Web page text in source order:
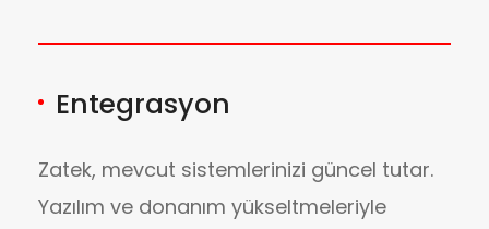
Entegrasyon
Zatek, mevcut sistemlerinizi güncel tutar.
Yazılım ve donanım yükseltmeleriyle